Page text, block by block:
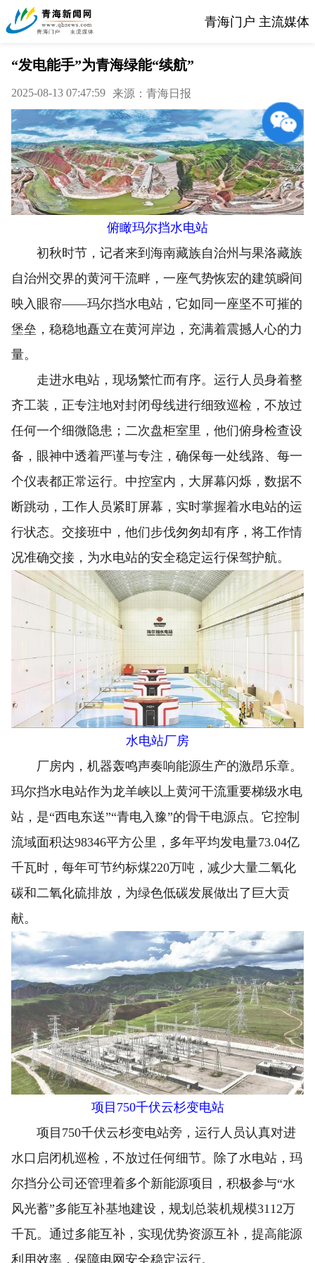
青海门户 主流媒体
“发电能手”为青海绿能“续航”
2025-08-13 07:47:59 来源：青海日报
俯瞰玛尔挡水电站
初秋时节，记者来到海南藏族自治州与果洛藏族
自治州交界的黄河干流畔，一座气势恢宏的建筑瞬间
映入眼帘——玛尔挡水电站，它如同一座坚不可摧的
堡垒，稳稳地矗立在黄河岸边，充满着震撼人心的力
量。
走进水电站，现场繁忙而有序。运行人员身着整
齐工装，正专注地对封闭母线进行细致巡检，不放过
任何一个细微隐患；二次盘柜室里，他们俯身检查设
备，眼神中透着严谨与专注，确保每一处线路、每一
个仪表都正常运行。中控室内，大屏幕闪烁，数据不
断跳动，工作人员紧盯屏幕，实时掌握着水电站的运
行状态。交接班中，他们步伐匆匆却有序，将工作情
况准确交接，为水电站的安全稳定运行保驾护航。
水电站厂房
厂房内，机器轰鸣声奏响能源生产的激昂乐章。
玛尔挡水电站作为龙羊峡以上黄河干流重要梯级水电
站，是“西电东送”“青电入豫”的骨干电源点。它控制
流域面积达98346平方公里，多年平均发电量73.04亿
千瓦时，每年可节约标煤220万吨，减少大量二氧化
碳和二氧化硫排放，为绿色低碳发展做出了巨大贡
献。
项目750千伏云杉变电站
项目750千伏云杉变电站旁，运行人员认真对进
水口启闭机巡检，不放过任何细节。除了水电站，玛
尔挡分公司还管理着多个新能源项目，积极参与“水
风光蓄”多能互补基地建设，规划总装机规模3112万
千瓦。通过多能互补，实现优势资源互补，提高能源
利用效率，保障电网安全稳定运行。